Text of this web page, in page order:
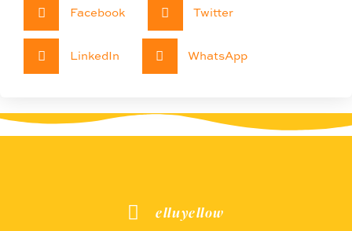
Facebook Twitter
LinkedIn WhatsApp
elluyellow